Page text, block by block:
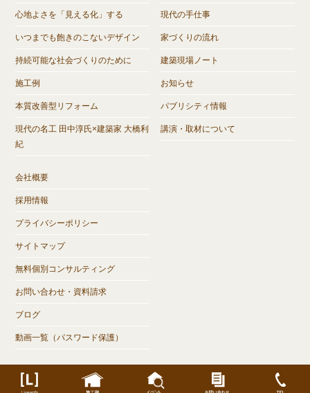
心地よさを「見える化」する
いつまでも飽きのこないデザイン
持続可能な社会づくりのために
施工例
本質改善型リフォーム
現代の名工 田中淳氏×建築家 大橋利
紀
現代の手仕事
家づくりの流れ
建築現場ノート
お知らせ
パブリシティ情報
講演・取材について
会社概要
採用情報
プライバシーポリシー
サイトマップ
無料個別コンサルティング
お問い合わせ・資料請求
ブログ
動画一覧（パスワード保護）
岐阜県大垣市で注文住宅なら木の家づくり【Livearth】リヴアース